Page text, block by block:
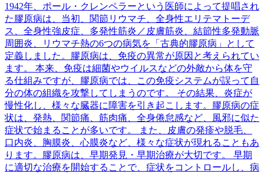
1942年、ポール・クレンペラーという医師によって提唱され
た膠原病は、当初、関節リウマチ、全身性エリテマトーデ
ス、全身性強皮症、多発性筋炎／皮膚筋炎、結節性多発動脈
周囲炎、リウマチ熱の6つの病気を「古典的膠原病」として
定義しました。膠原病は、免疫の異常が原因と考えられてい
ます。 本来、免疫は細菌やウイルスなどの外敵から体を守
る仕組みですが、膠原病では、この免疫システムが誤って自
分の体の組織を攻撃してしまうのです。 その結果、炎症が
慢性化し、様々な臓器に障害を引き起こします。膠原病の症
状は、発熱、関節痛、筋肉痛、全身倦怠感など、風邪に似た
症状で始まることが多いです。 また、皮膚の発疹や脱毛、
口内炎、胸膜炎、心膜炎など、様々な症状が現れることもあ
ります。膠原病は、早期発見・早期治療が大切です。 早期
に適切な治療を開始することで、症状をコントロールし、病